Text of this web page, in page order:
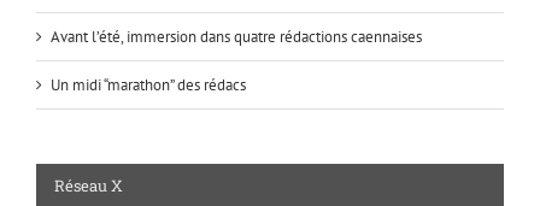
Avant l’été, immersion dans quatre rédactions caennaises
Un midi “marathon” des rédacs
Réseau X